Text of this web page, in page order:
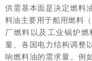
供需基本面是决定燃料
料油主要用于船用燃料
厂燃料以及工业锅炉
量、各国电力结构调整
响燃料油的需求量。例